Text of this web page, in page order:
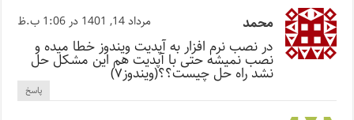
محمد مرداد 14, 1401 در 1:06 ب.ظ
در نصب نرم افزار به آپدیت ویندوز خطا میده و
نصب نمیشه حتی با آپدیت هم این مشکل حل
نشد راه حل چیست؟؟(ویندوز۷)
پاسخ